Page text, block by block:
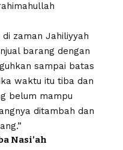
di zaman Jahiliyyah
barang dengan
sampai batas
waktu itu tiba dan
belum mampu
ditambah dan
Nasi’ah